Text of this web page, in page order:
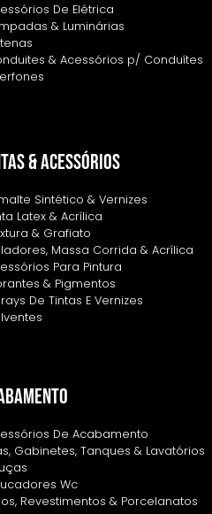
De Elétrica
& Luminárias
& Acessórios p/ Conduítes
& ACESSÓRIOS
Sintético & Vernizes
Latex & Acrílica
& Grafiato
Massa Corrida & Acrílica
Para Pintura
& Pigmentos
De Tintas E Vernizes
De Acabamento
Gabinetes, Tanques & Lavatórios
Wc
Revestimentos & Porcelanatos